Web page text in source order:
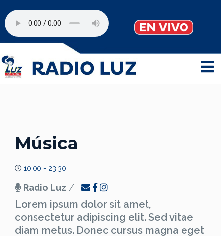
Música
10:00 - 23:30
Radio Luz /
Lorem ipsum dolor sit amet,
consectetur adipiscing elit. Sed vitae
diam metus. Donec cursus magna eget